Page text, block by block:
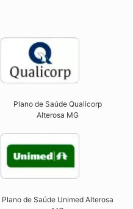
Plano de Saúde Qualicorp
Alterosa MG​
Plano de Saúde Unimed Alterosa